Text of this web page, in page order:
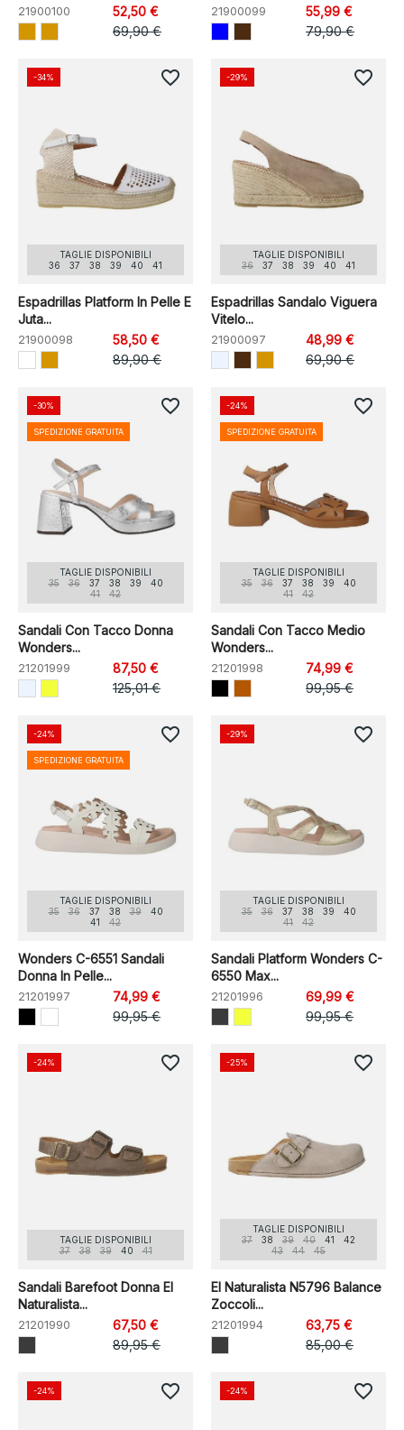
21900100
52,50 €
69,90 €
21900099
55,99 €
79,90 €
TAGLIE DISPONIBILI
36
37 38 39 40 41
Espadrillas Platform In Pelle E
Juta...
21900098
58,50 €
89,90 €
-34% favorite_border
TAGLIE DISPONIBILI
36
37 38 39 40 41
Espadrillas Sandalo Viguera
Vitelo...
21900097
48,99 €
69,90 €
-29% favorite_border
TAGLIE DISPONIBILI
35
36 37 38 39
40
41
42
Sandali Con Tacco Donna
Wonders...
21201999
87,50 €
125,01 €
-30%
SPEDIZIONE GRATUITA
favorite_border
TAGLIE DISPONIBILI
35
36 37 38 39
40
41
42
Sandali Con Tacco Medio
Wonders...
21201998
74,99 €
99,95 €
-24%
SPEDIZIONE GRATUITA
favorite_border
TAGLIE DISPONIBILI
35
36 37 38 39
40
41
42
Wonders C-6551 Sandali
Donna In Pelle...
21201997
74,99 €
99,95 €
-24%
SPEDIZIONE GRATUITA
favorite_border
TAGLIE DISPONIBILI
35
36 37 38 39
40
41
42
Sandali Platform Wonders C-
6550 Max...
21201996
69,99 €
99,95 €
-29% favorite_border
TAGLIE DISPONIBILI
37
38 39 40 41
Sandali Barefoot Donna El
Naturalista...
21201990
67,50 €
89,95 €
-24% favorite_border
TAGLIE DISPONIBILI
37
38 39 40 41
42
43
44 45
El Naturalista N5796 Balance
Zoccoli...
21201994
63,75 €
85,00 €
-25% favorite_border
-24% favorite_border -24% favorite_border